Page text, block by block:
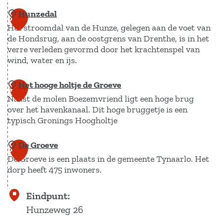
a
r
d
e
r
m
e
e
r
T
u
s
s
c
h
e
n
w
a
t
e
r
3 Hunzedal
Het stroomdal van de Hunze, gelegen aan de voet van
de Hondsrug, aan de oostgrens van Drenthe, is in het
verre verleden gevormd door het krachtenspel van
wind, water en ijs.
H
u
n
z
e
d
a
l
4 Het hooge holtje de Groeve
Naast de molen Boezemvriend ligt een hoge brug
over het havenkanaal. Dit hoge bruggetje is een
typisch Gronings Hoogholtje
H
e
t
h
o
5 De Groeve
De Groeve is een plaats in de gemeente Tynaarlo. Het
dorp heeft 475 inwoners.
D
Eindpunt:
Hunzeweg 26